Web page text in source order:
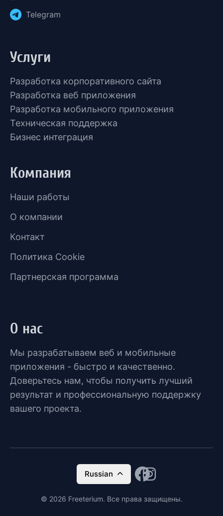
Telegram
Услуги
Разработка корпоративного сайта
Разработка веб приложения
Разработка мобильного приложения
Техническая поддержка
Бизнес интеграция
Компания
Наши работы
О компании
Контакт
Политика Cookie
Партнерская программа
О нас
Мы разрабатываем веб и мобильные
приложения - быстро и качественно.
Доверьтесь нам, чтобы получить лучший
результат и профессиональную поддержку
вашего проекта.
Russian
© 2026 Freeterium. Все права защищены.